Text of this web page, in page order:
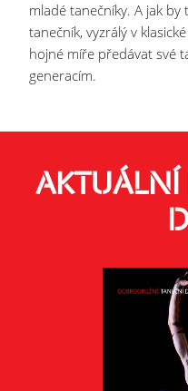
mladé tanečníky. A jak by
tanečník, vyzrálý v
hojné míře předávat své
generacím.
AKTUÁLNÍ